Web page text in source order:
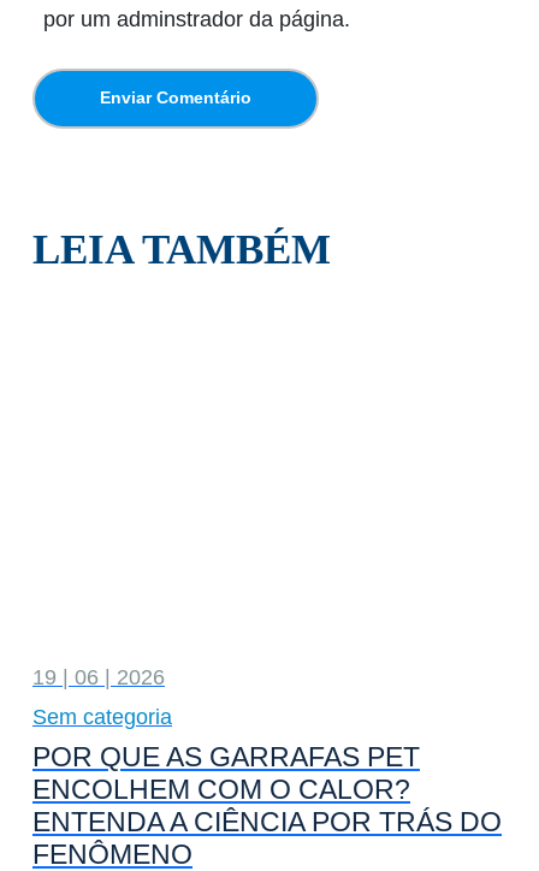
por um adminstrador da página.
LEIA TAMBÉM
19 | 06 | 2026
Sem categoria
POR QUE AS GARRAFAS PET
ENCOLHEM COM O CALOR?
ENTENDA A CIÊNCIA POR TRÁS DO
FENÔMENO